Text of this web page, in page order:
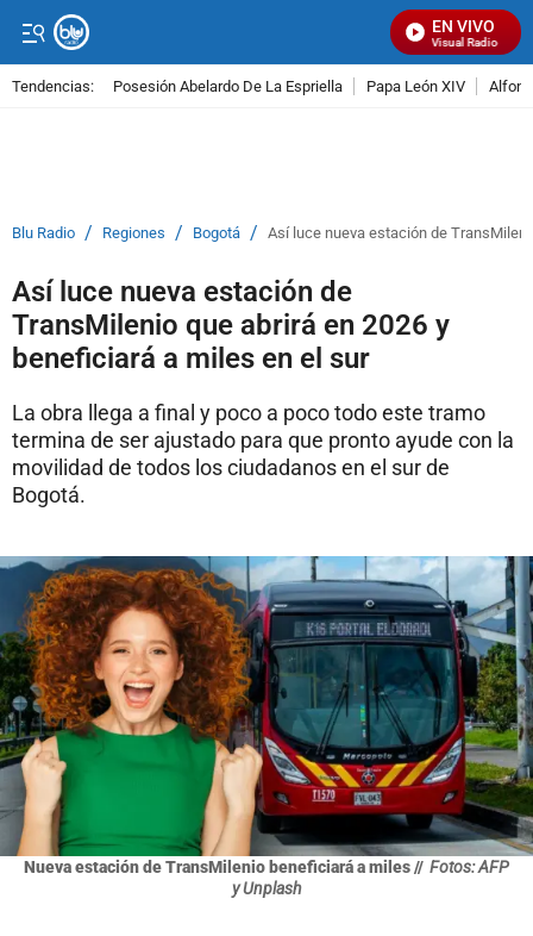
EN VIVO
Señal Visual Radio
Tendencias: Posesión Abelardo De La Espriella Papa León XIV
Blu Radio / Regiones / Bogotá / Así luce nueva estación de
Así luce nueva estación de
TransMilenio que abrirá en 2026 y
beneficiará a miles en el sur
La obra llega a final y poco a poco todo este tramo
termina de ser ajustado para que pronto ayude con la
movilidad de todos los ciudadanos en el sur de
Bogotá.
Nueva estación de TransMilenio beneficiará a miles // Fotos: AFP
y Unplash